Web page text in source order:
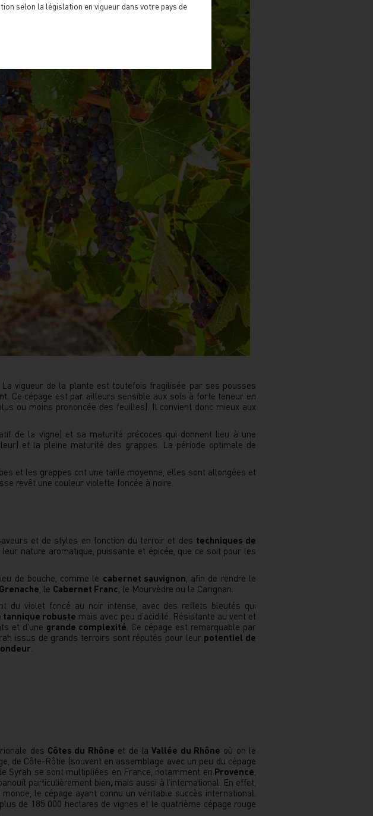
vigueur de la plante est toutefois fragilisée par ses pousses
Ce cépage est par ailleurs sensible aux sols à forte teneur en
ou moins prononcée des feuilles). Il convient donc mieux aux
de la vigne) et sa maturité précoces qui donnent lieu à une
et la pleine maturité des grappes. La période optimale de
et les grappes ont une taille moyenne, elles sont allongées et
revêt une couleur violette foncée à noire.
et de styles en fonction du terroir et des techniques de
nature aromatique, puissante et épicée, que ce soit pour les
de bouche, comme le cabernet sauvignon, afin de rendre le
Grenache, le Cabernet Franc, le Mourvèdre ou le Carignan.
du violet foncé au noir intense, avec des reflets bleutés qui
robuste mais avec peu d’acidité. Résistante au vent et
et d'une grande complexité. Ce cépage est remarquable par
issus de grands terroirs sont réputés pour leur potentiel de
.
des Côtes du Rhône et de laVallée du Rhône où on le
de Côte-Rôtie (souvent en assemblage avec un peu du cépage
Syrah se sont multipliées en France, notamment en Provence,
particulièrement bien, mais aussi à l’international. En effet,
le cépage ayant connu un véritable succès international.
de 185 000 hectares de vignes et le quatrième cépage rouge
selon la législation en vigueur dans votre pays de